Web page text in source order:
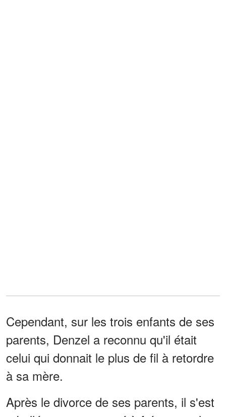
Cependant, sur les trois enfants de ses
parents, Denzel a reconnu qu'il était
celui qui donnait le plus de fil à retordre
à sa mère.
Après le divorce de ses parents, il s'est